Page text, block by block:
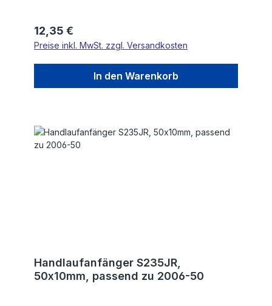
Regulärer Preis:
12,35 €
Preise inkl. MwSt. zzgl. Versandkosten
In den Warenkorb
Handlaufanfänger S235JR,
50x10mm, passend zu 2006-50